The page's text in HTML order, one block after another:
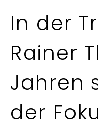
In der
Rainer
Jahren
der